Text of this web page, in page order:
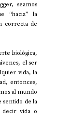
seamos
“hacia” la
biológica,
el ser
vida, la
entonces,
al mundo
sentido de la
vida o